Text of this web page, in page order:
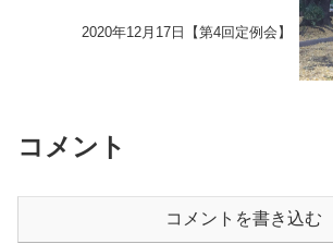
2020年12月17日【第4回定例会】
コメント
コメントを書き込む